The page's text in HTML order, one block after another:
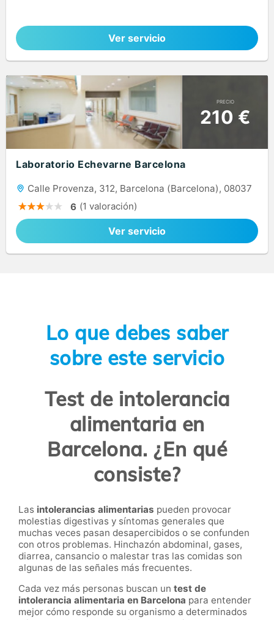
Ver servicio
PRECIO
210 €
Laboratorio Echevarne Barcelona
Calle Provenza, 312, Barcelona (Barcelona), 08037
6 (1 valoración)
Ver servicio
Lo que debes saber
sobre este servicio
Test de intolerancia
alimentaria en
Barcelona. ¿En qué
consiste?
Las intolerancias alimentarias pueden provocar
molestias digestivas y síntomas generales que
muchas veces pasan desapercibidos o se confunden
con otros problemas. Hinchazón abdominal, gases,
diarrea, cansancio o malestar tras las comidas son
algunas de las señales más frecuentes.
Cada vez más personas buscan un test de
intolerancia alimentaria en Barcelona para entender
mejor cómo responde su organismo a determinados